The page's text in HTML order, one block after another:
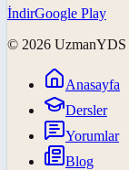
İndirGoogle Play
© 2026 UzmanYDS
Anasayfa
Dersler
Yorumlar
Blog